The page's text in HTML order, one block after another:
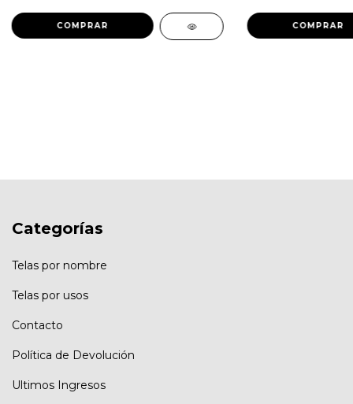
Categorías
Telas por nombre
Telas por usos
Contacto
Política de Devolución
Ultimos Ingresos